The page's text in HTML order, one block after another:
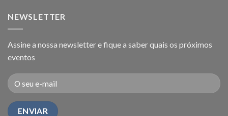
NEWSLETTER
Assine a nossa newsletter e fique a saber quais os próximos
eventos